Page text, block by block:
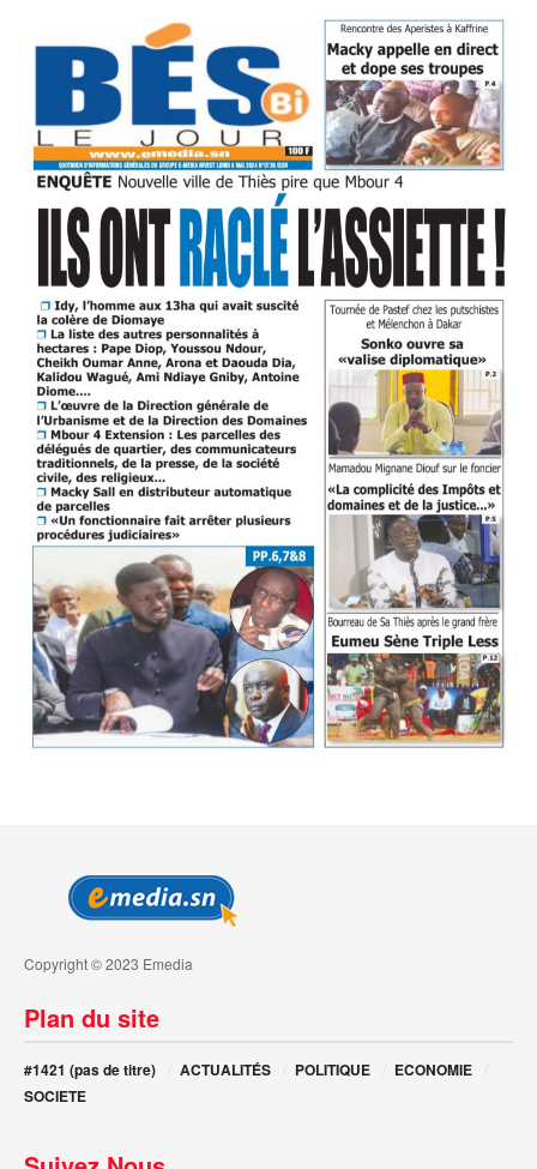
Copyright © 2023 Emedia
Plan du site
#1421 (pas de titre) ACTUALITÉS POLITIQUE
ECONOMIE
SOCIETE